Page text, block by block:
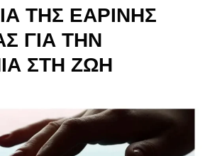
ΤΗΣ ΕΑΡΙΝΗΣ
ΓΙΑ ΤΗΝ
ΣΤΗ ΖΩΗ